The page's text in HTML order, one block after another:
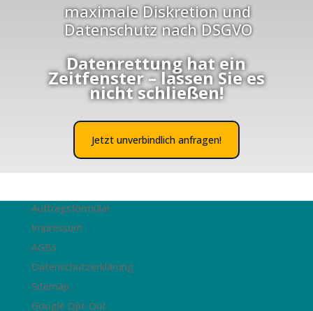
maximale Diskretion und
Datenschutz nach DSGVO
Datenrettung hat ein
Zeitfenster –lassen Sie es
nicht schließen!
Jetzt unverbindlich anfragen!
Auftragsformular
Impressum
AGBs
Datenschutzerklärung
Sitemap
Google Opt-Out